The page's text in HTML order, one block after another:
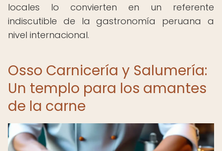
locales lo convierten en un referente
indiscutible de la gastronomía peruana a
nivel internacional.
Osso Carnicería y Salumería:
Un templo para los amantes
de la carne